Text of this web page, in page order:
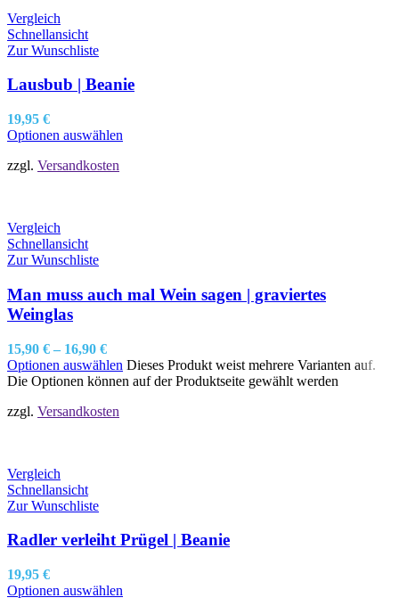
Vergleich
Schnellansicht
Zur Wunschliste
Lausbub | Beanie
19,95 €
Optionen auswählen
zzgl. Versandkosten
Vergleich
Schnellansicht
Zur Wunschliste
Man muss auch mal Wein sagen | graviertes
Weinglas
15,90 € – 16,90 €
Optionen auswählen Dieses Produkt weist mehrere Varianten auf.
Die Optionen können auf der Produktseite gewählt werden
zzgl. Versandkosten
Vergleich
Schnellansicht
Zur Wunschliste
Radler verleiht Prügel | Beanie
19,95 €
Optionen auswählen